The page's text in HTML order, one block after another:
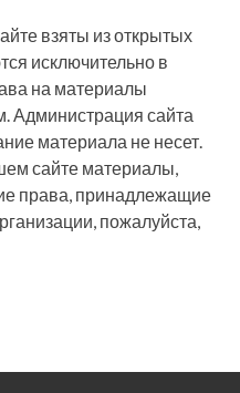
взяты из открытых
исключительно в
на материалы
Администрация сайта
материала не несет.
сайте материалы,
права, принадлежащие
пожалуйста,